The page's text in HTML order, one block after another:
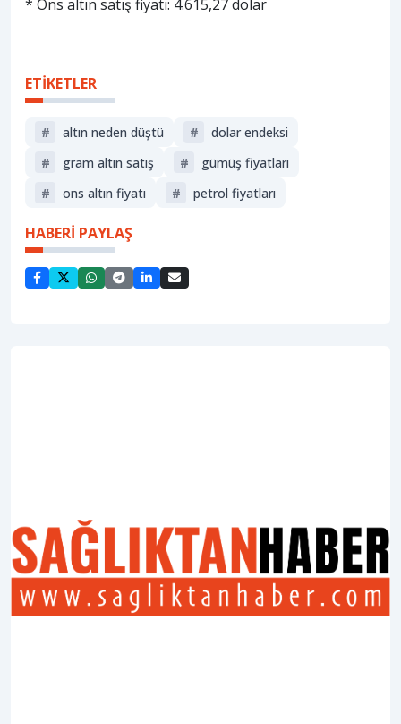
* Ons altın satış fiyatı: 4.615,27 dolar
ETİKETLER
# altın neden düştü #
dolar endeksi
#
gram altın satış #
gümüş fiyatları
#
ons altın fiyatı # petrol fiyatları
HABERİ PAYLAŞ